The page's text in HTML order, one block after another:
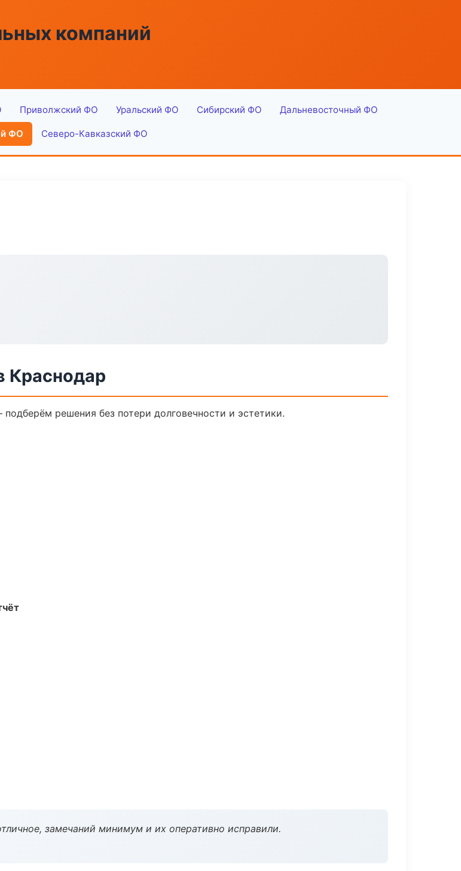
компаний
Приволжский ФО Уральский ФО Сибирский ФО Дальневосточный ФО
ФО Северо-Кавказский ФО
Краснодар
решения без потери долговечности и эстетики.
замечаний минимум и их оперативно исправили.